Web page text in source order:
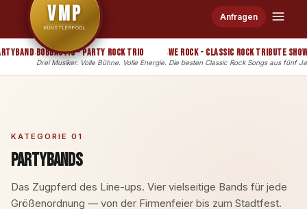
VMP
KÜNSTLERPOOL
Anfragen
·BOBbastic - Party Rock Trio
Drei Musiker. Volle Bühne. Volle Energie.
We Rock - Classic Rock Tribute Show
Die besten Classic Rock Songs aus fünf
KATEGORIE 01
Partybands
Das Zugpferd des Line-ups. Vier vielseitige Bands für jede
Größenordnung — von der Firmenfeier bis zum Stadtfest.